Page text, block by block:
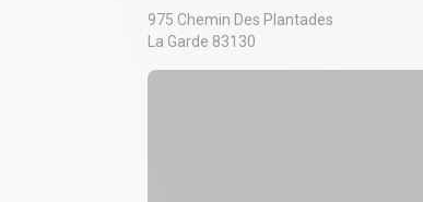
975 Chemin Des Plantades
La Garde 83130